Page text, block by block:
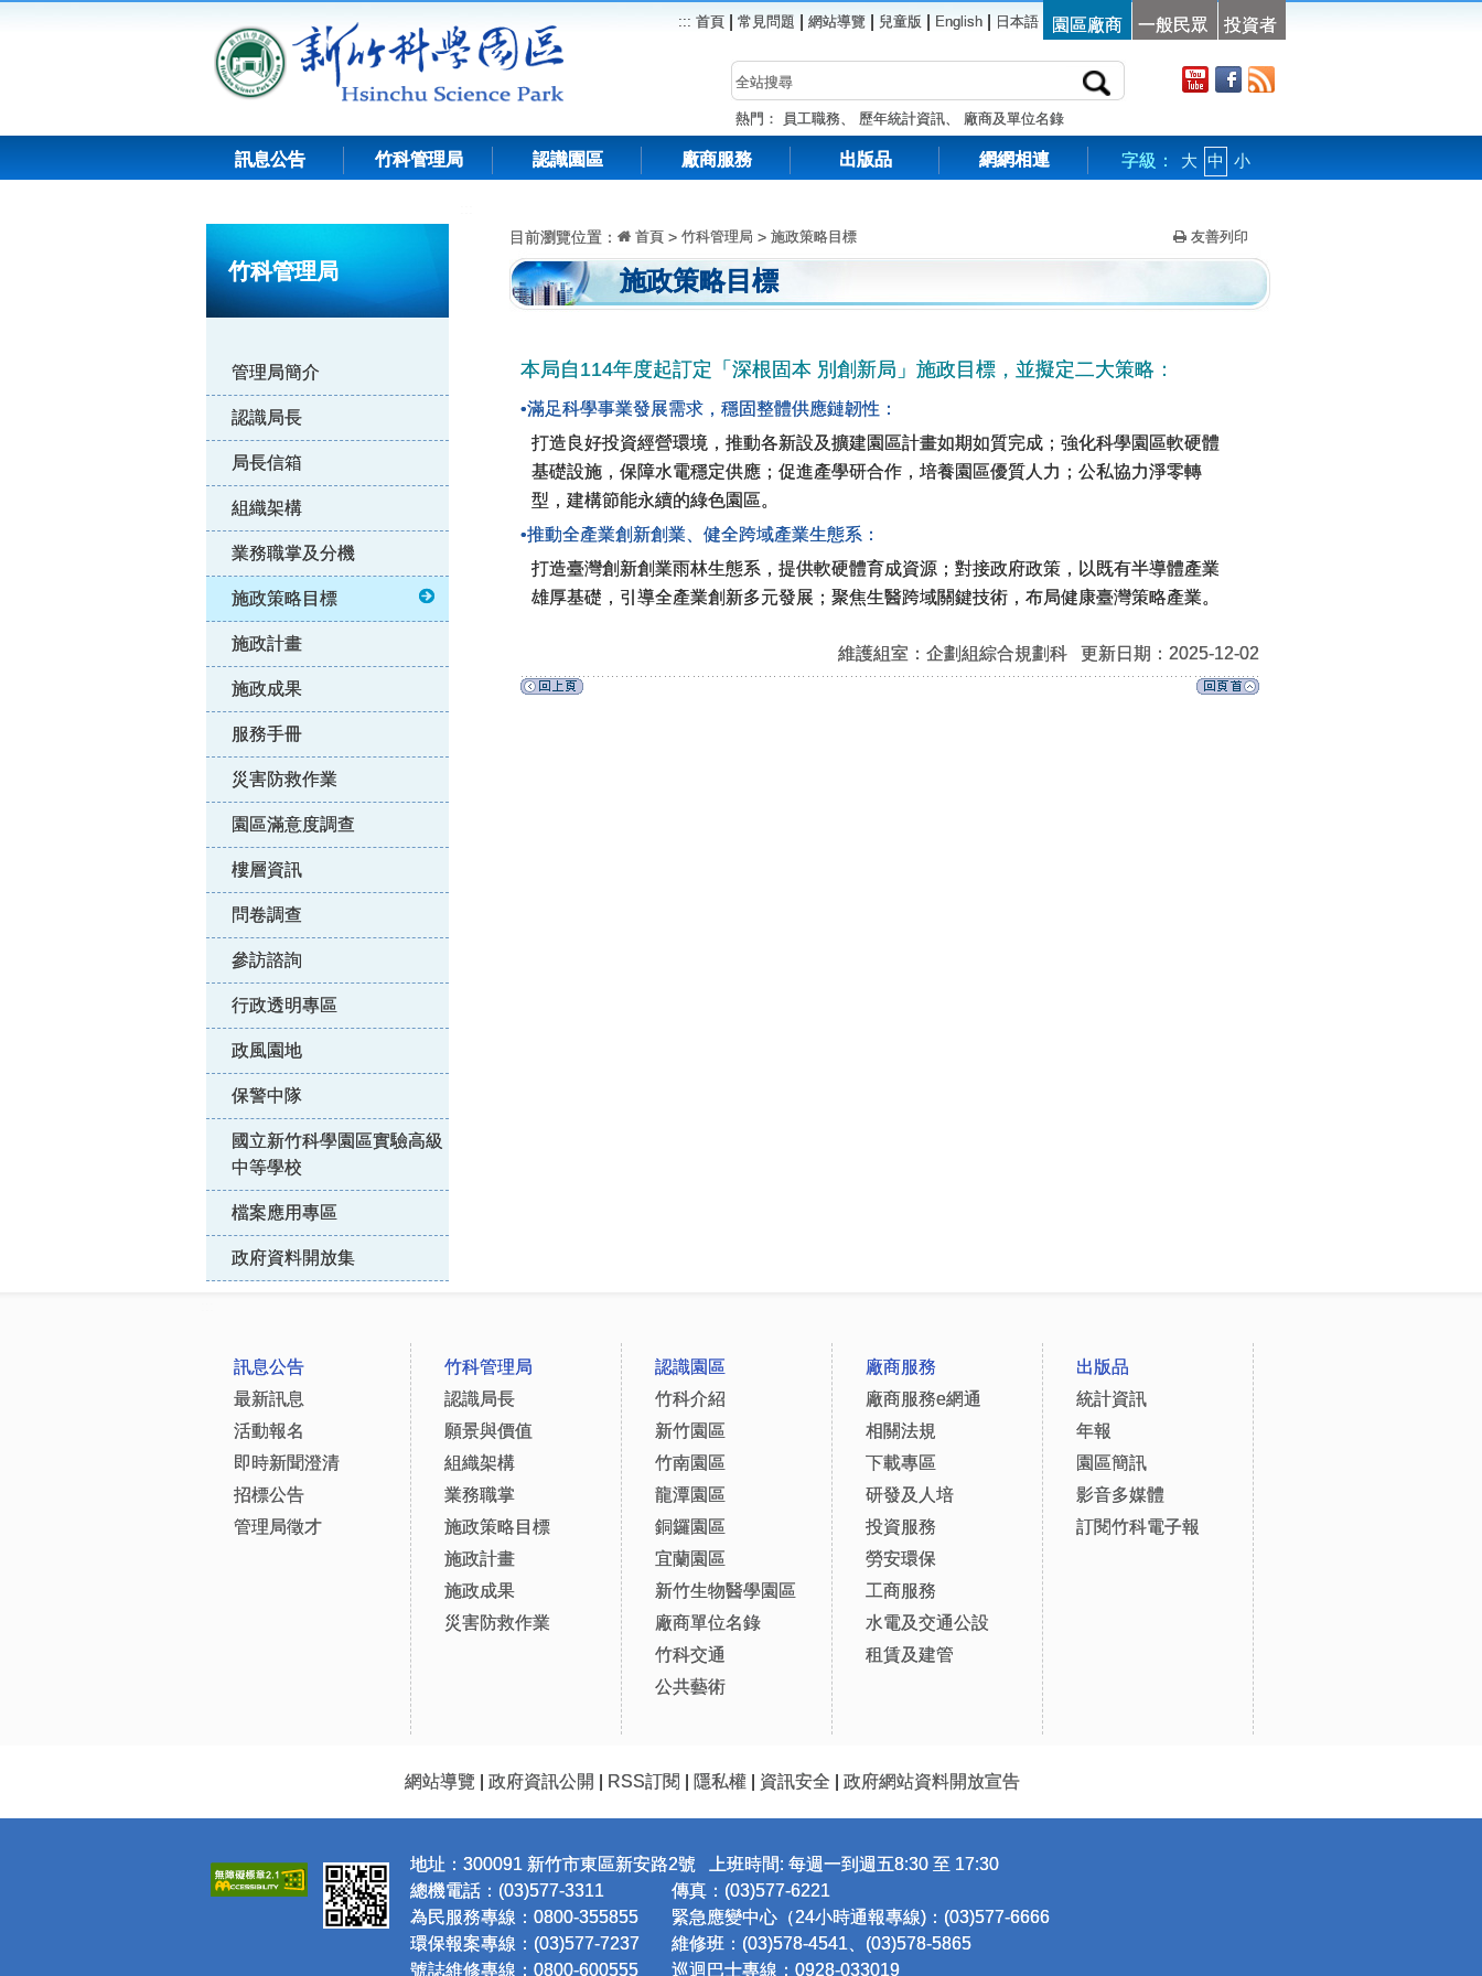
::: 首頁 常見問題 網站導覽 兒童版 English 日本語 園區廠商 一般民眾 投資者
熱門： 員工職務、 歷年統計資訊、 廠商及單位名錄
訊息公告 竹科管理局 認識園區 廠商服務 出版品 網網相連 字級： 大 中 小
竹科管理局
管理局簡介
認識局長
局長信箱
組織架構
業務職掌及分機
施政策略目標
施政計畫
施政成果
服務手冊
災害防救作業
園區滿意度調查
樓層資訊
問卷調查
參訪諮詢
行政透明專區
政風園地
保警中隊
國立新竹科學園區實驗高級
中等學校
檔案應用專區
政府資料開放集
目前瀏覽位置： 首頁 > 竹科管理局 > 施政策略目標 友善列印
施政策略目標
本局自114年度起訂定「深根固本 別創新局」施政目標，並擬定二大策略：
•滿足科學事業發展需求，穩固整體供應鏈韌性：
打造良好投資經營環境，推動各新設及擴建園區計畫如期如質完成；強化科學園區軟硬體
基礎設施，保障水電穩定供應；促進產學研合作，培養園區優質人力；公私協力淨零轉
型，建構節能永續的綠色園區。
•推動全產業創新創業、健全跨域產業生態系：
打造臺灣創新創業雨林生態系，提供軟硬體育成資源；對接政府政策，以既有半導體產業
雄厚基礎，引導全產業創新多元發展；聚焦生醫跨域關鍵技術，布局健康臺灣策略產業。
維護組室：企劃組綜合規劃科 更新日期：2025-12-02
訊息公告
最新訊息
活動報名
即時新聞澄清
招標公告
管理局徵才
竹科管理局
認識局長
願景與價值
組織架構
業務職掌
施政策略目標
施政計畫
施政成果
災害防救作業
認識園區
竹科介紹
新竹園區
竹南園區
龍潭園區
銅鑼園區
宜蘭園區
新竹生物醫學園區
廠商單位名錄
竹科交通
公共藝術
廠商服務
廠商服務e網通
相關法規
下載專區
研發及人培
投資服務
勞安環保
工商服務
水電及交通公設
租賃及建管
出版品
統計資訊
年報
園區簡訊
影音多媒體
訂閱竹科電子報
網站導覽 政府資訊公開 RSS訂閱 隱私權 資訊安全 政府網站資料開放宣告
地址：300091 新竹市東區新安路2號 上班時間: 每週一到週五8:30 至 17:30
總機電話：(03)577-3311
傳真：(03)577-6221
為民服務專線：0800-355855
緊急應變中心（24小時通報專線)：(03)577-6666
環保報案專線：(03)577-7237
維修班：(03)578-4541、(03)578-5865
號誌維修專線：0800-600555
巡迴巴士專線：0928-033019